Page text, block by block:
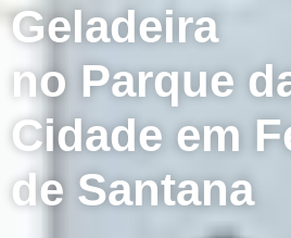
Geladeira
no Parque
Cidade em
de Santana